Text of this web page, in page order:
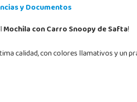
y Documentos
Mochila con Carro Snoopy de Safta!
calidad, con colores llamativos y un